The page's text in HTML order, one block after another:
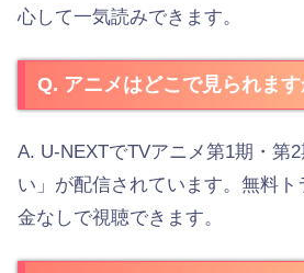
心して一気読みできます。
Q. アニメはどこで見られます
A. U-NEXTでTVアニメ第1期・第
い」が配信されています。無料
金なしで視聴できます。